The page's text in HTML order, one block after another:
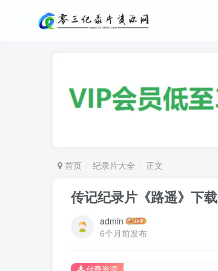
首页 纪录片大全 正文
传记纪录片《路遥》下载
admin
6个月前发布